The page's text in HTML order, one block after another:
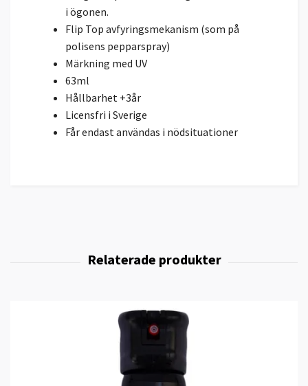
i ögonen.
Flip Top avfyringsmekanism (som på
polisens pepparspray)
Märkning med UV
63ml
Hållbarhet +3år
Licensfri i Sverige
Får endast användas i nödsituationer